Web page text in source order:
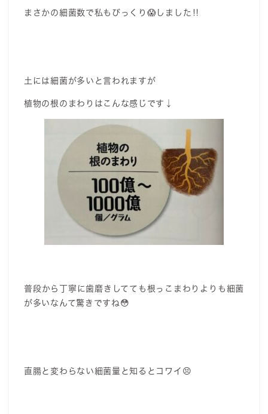
まさかの細菌数で私もびっくり😱しました‼️
土には細菌が多いと言われますが
植物の根のまわりはこんな感じです↓
普段から丁寧に歯磨きしてても根っこまわりよりも細菌
が多いなんて驚きですね😳
直腸と変わらない細菌量と知るとコワイ😣